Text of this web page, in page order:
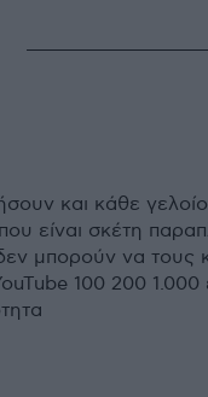
και κάθε
που είναι σκέτη
μπορούν να τους
100 200